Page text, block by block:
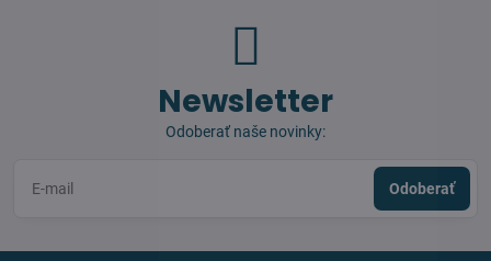
Newsletter
Odoberať naše novinky:
Odoberať